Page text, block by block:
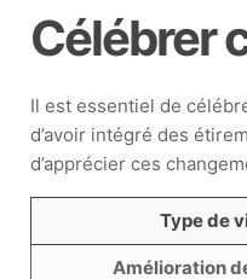
Célébrer
Il est essentiel de
d’avoir intégré des
d’apprécier ces
Type de
Amélioration